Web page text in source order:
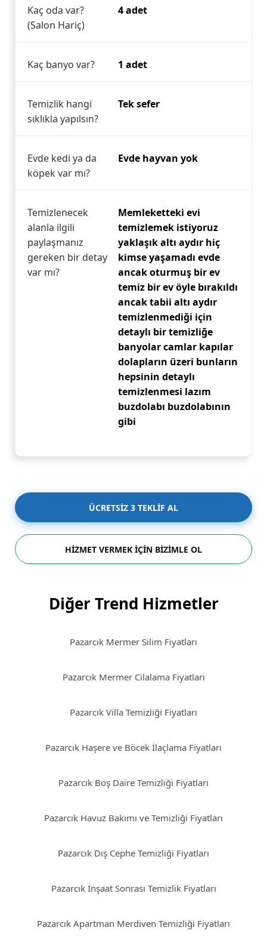
Kaç oda var?
(Salon Hariç)
4 adet
Kaç banyo var? 1 adet
Temizlik hangi
sıklıkla yapılsın?
Tek sefer
Evde kedi ya da
köpek var mı?
Evde hayvan yok
Temizlenecek
alanla ilgili
paylaşmanız
gereken bir detay
var mı?
Memleketteki evi
temizlemek istiyoruz
yaklaşık altı aydır hiç
kimse yaşamadı evde
ancak oturmuş bir ev
temiz bir ev öyle bırakıldı
ancak tabii altı aydır
temizlenmediği için
detaylı bir temizliğe
banyolar camlar kapılar
dolapların üzeri bunların
hepsinin detaylı
temizlenmesi lazım
buzdolabı buzdolabının
gibi
ÜCRETSİZ 3 TEKLİF AL
HİZMET VERMEK İÇİN BİZİMLE OL
Diğer Trend Hizmetler
Pazarcık Mermer Silim Fiyatları
Pazarcık Mermer Cilalama Fiyatları
Pazarcık Villa Temizliği Fiyatları
Pazarcık Haşere ve Böcek İlaçlama Fiyatları
Pazarcık Boş Daire Temizliği Fiyatları
Pazarcık Havuz Bakımı ve Temizliği Fiyatları
Pazarcık Dış Cephe Temizliği Fiyatları
Pazarcık İnşaat Sonrası Temizlik Fiyatları
Pazarcık Apartman Merdiven Temizliği Fiyatları